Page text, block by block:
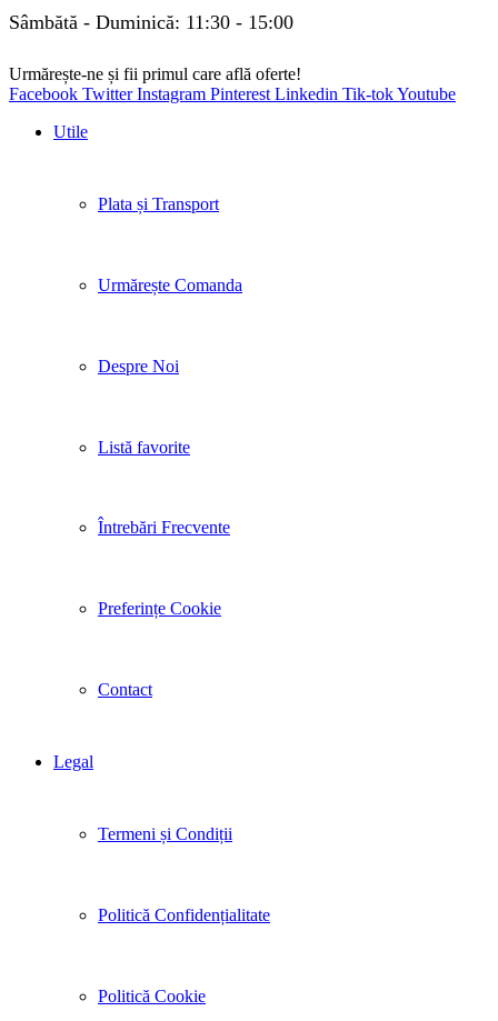
Sâmbătă - Duminică: 11:30 - 15:00
Urmărește-ne și fii primul care află oferte!
Facebook Twitter Instagram Pinterest Linkedin Tik-tokYoutube
Utile
Plata și Transport
Urmărește Comanda
Despre Noi
Listă favorite
Întrebări Frecvente
Preferințe Cookie
Contact
Legal
Termeni și Condiții
Politică Confidențialitate
Politică Cookie